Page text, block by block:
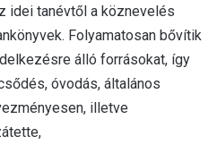
idei tanévtől a köznevelés
Folyamatosan bővítik
álló forrásokat, így
óvodás, általános
illetve